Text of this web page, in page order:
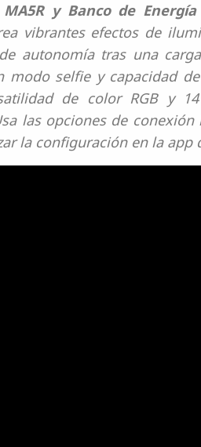
MA5R y Banco de Energía
vibrantes efectos de
autonomía tras una
selfie y capacidad
de color RGB y
las opciones de
la configuración en la app